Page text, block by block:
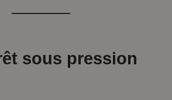
sous pression